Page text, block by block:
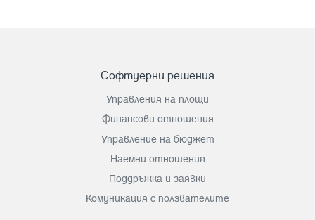
Софтуерни решения
Управления на площи
Финансови отношения
Управление на бюджет
Наемни отношения
Поддръжка и заявки
Комуникация с ползвателите